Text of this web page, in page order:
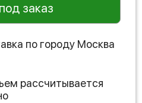
под заказ
по городу Москва
рассчитывается